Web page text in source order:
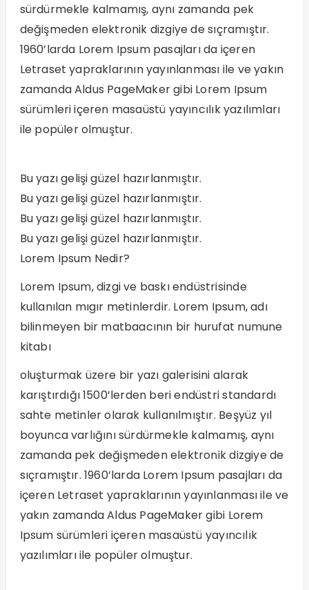
sürdürmekle kalmamış, aynı zamanda pek
değişmeden elektronik dizgiye de sıçramıştır.
1960’larda Lorem Ipsum pasajları da içeren
Letraset yapraklarının yayınlanması ile ve yakın
zamanda Aldus PageMaker gibi Lorem Ipsum
sürümleri içeren masaüstü yayıncılık yazılımları
ile popüler olmuştur.
Bu yazı gelişi güzel hazırlanmıştır.
Bu yazı gelişi güzel hazırlanmıştır.
Bu yazı gelişi güzel hazırlanmıştır.
Bu yazı gelişi güzel hazırlanmıştır.
Lorem Ipsum Nedir?
Lorem Ipsum, dizgi ve baskı endüstrisinde
kullanılan mıgır metinlerdir. Lorem Ipsum, adı
bilinmeyen bir matbaacının bir hurufat numune
kitabı
oluşturmak üzere bir yazı galerisini alarak
karıştırdığı 1500’lerden beri endüstri standardı
sahte metinler olarak kullanılmıştır. Beşyüz yıl
boyunca varlığını sürdürmekle kalmamış, aynı
zamanda pek değişmeden elektronik dizgiye de
sıçramıştır. 1960’larda Lorem Ipsum pasajları da
içeren Letraset yapraklarının yayınlanması ile ve
yakın zamanda Aldus PageMaker gibi Lorem
Ipsum sürümleri içeren masaüstü yayıncılık
yazılımları ile popüler olmuştur.